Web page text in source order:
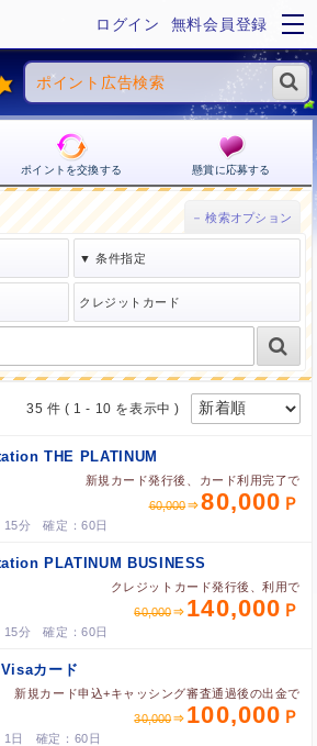
ログイン 無料会員登録
ポイントを交換する 懸賞に応募する
35 件 ( 1 - 10 を表示中 )
THE PLATINUM
新規カード発行後、カード利用完了で
60,000
80,000
15分 60日
PLATINUM BUSINESS
クレジットカード発行後、利用で
60,000
140,000
15分 60日
カード
新規カード申込+キャッシング審査通過後の出金で
30,000
100,000
1日 60日